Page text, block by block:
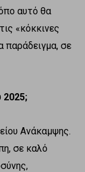
αυτό θα
«κόκκινες
παράδειγμα, σε
2025;
Ανάκαμψης.
σε καλό